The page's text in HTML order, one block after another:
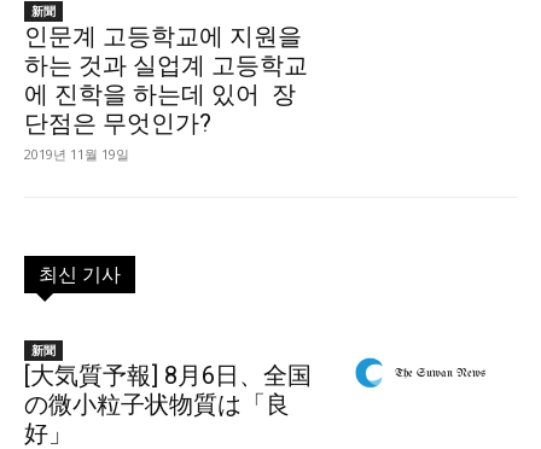
新聞
인문계 고등학교에 지원을
하는 것과 실업계 고등학교
에 진학을 하는데 있어 장
단점은 무엇인가?
2019년 11월 19일
최신 기사
新聞
[大気質予報] 8月6日、全国
の微小粒子状物質は「良
好」